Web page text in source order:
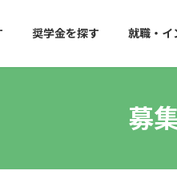
奨学金を探す 就職・イ
募